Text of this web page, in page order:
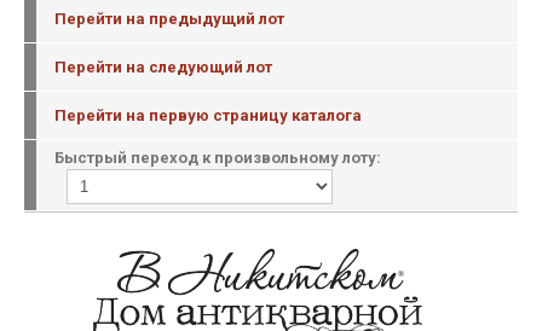
Перейти на предыдущий лот
Перейти на следующий лот
Перейти на первую страницу каталога
Быстрый переход к произвольному лоту: